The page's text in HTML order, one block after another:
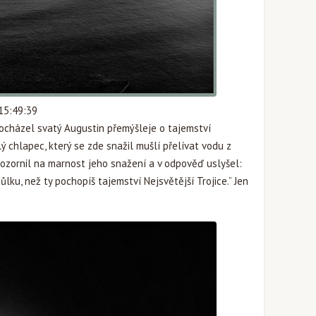
svatý Augustin přemýšleje o tajemství
chlapec, který se zde snažil mušlí přelívat vodu z
na marnost jeho snažení a v odpověď uslyšel:
než ty pochopíš tajemství Nejsvětější Trojice.” Jen